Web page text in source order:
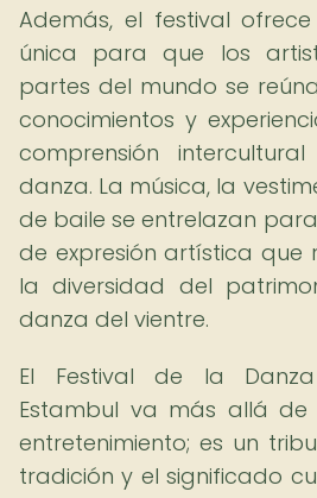
Además, el festival
única para que los
partes del mundo se
conocimientos y
comprensión
danza. La música, la
de baile se entrelazan
de expresión artística que
la diversidad del
danza del vientre.
El Festival de la
Estambul va más allá
entretenimiento; es un
tradición y el significado